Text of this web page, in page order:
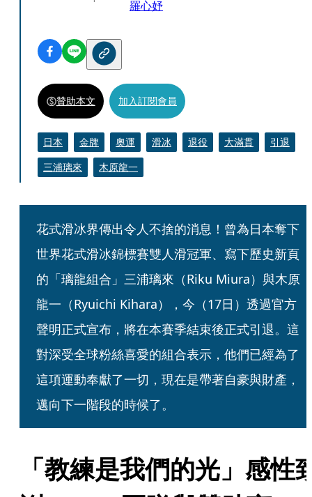
羅心妤
贊助本文 加入訂閱會員
日本 金牌 奧運 滑冰 退役 大滿貫
引退
三浦璃來
木原龍一
花式滑冰界傳出令人不捨的消息！曾為日本奪下
世界花式滑冰錦標賽雙人滑冠軍、寫下歷史新頁
的「璃龍組合」三浦璃來（Riku Miura）與木原
龍一（Ryuichi Kihara），今（17日）透過官方
聲明正式宣布，將在本賽季結束後正式引退。這
對深受全球粉絲喜愛的組合表示，他們已經為了
這項運動奉獻了一切，現在是帶著自豪與財產，
邁向下一階段的時候了。
「教練是我們的光」感性